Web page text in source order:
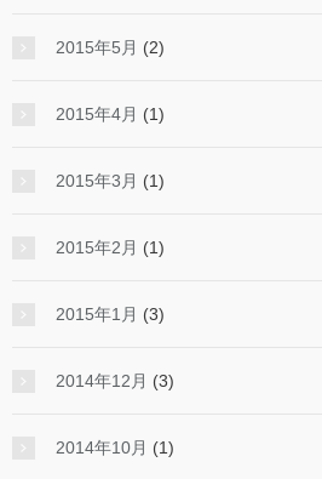
2015年5月 (2)
2015年4月 (1)
2015年3月 (1)
2015年2月 (1)
2015年1月 (3)
2014年12月 (3)
2014年10月 (1)